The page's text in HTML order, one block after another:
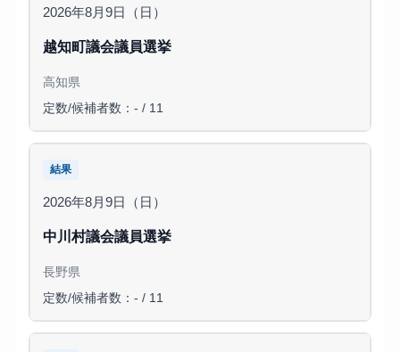
2026年8月9日（日）
越知町議会議員選挙
高知県
定数/候補者数：- / 11
結果
2026年8月9日（日）
中川村議会議員選挙
長野県
定数/候補者数：- / 11